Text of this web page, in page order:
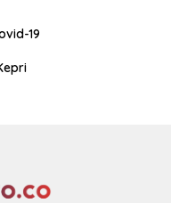
19